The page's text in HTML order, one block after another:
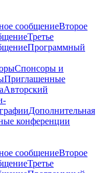
сообщениеВторое
Третье
Программный
Спонсоры и
Приглашенные
Авторский
Дополнительная
конференции
сообщениеВторое
Третье